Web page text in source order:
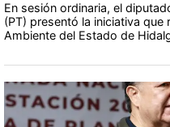
En sesión ordinaria, el
(PT) presentó la iniciativa
Ambiente del Estado de